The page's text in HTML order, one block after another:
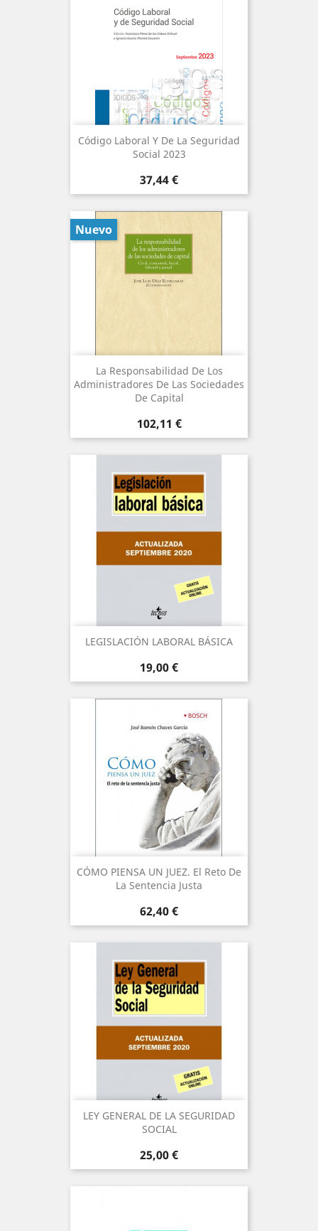
Código Laboral Y De La Seguridad
Social 2023
Precio
37,44 €
La Responsabilidad De Los
Administradores De Las Sociedades
De Capital
Precio
102,11 €
Nuevo
LEGISLACIÓN LABORAL BÁSICA
Precio
19,00 €
CÓMO PIENSA UN JUEZ. El Reto De
La Sentencia Justa
Precio
62,40 €
LEY GENERAL DE LA SEGURIDAD
SOCIAL
Precio
25,00 €